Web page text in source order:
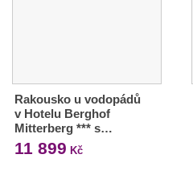
Rakousko u vodopádů
v Hotelu Berghof
Mitterberg *** s…
11 899 Kč